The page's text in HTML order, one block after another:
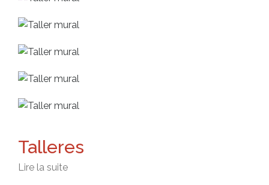
Talleres
Lire la suite